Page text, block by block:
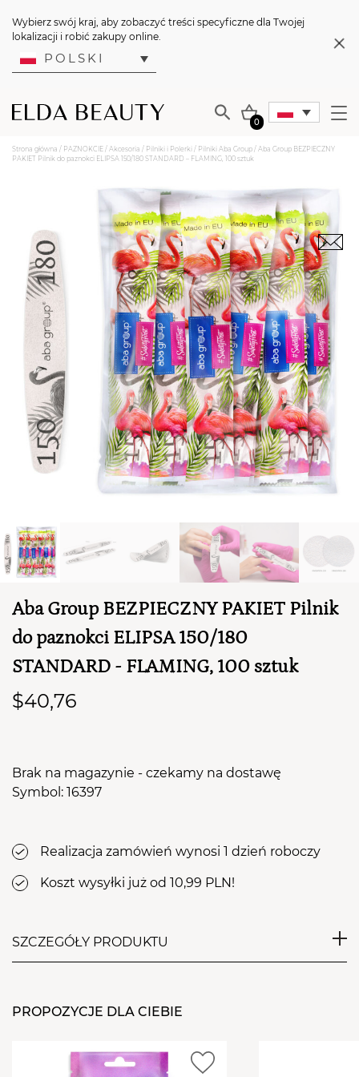
Wybierz swój kraj, aby zobaczyć treści specyficzne dla Twojej
lokalizacji i robić zakupy online.
POLSKI
0
TWÓJ KOSZYK (0)
Suma koszyka ( 0 )
PRZEJDŹ DO KOSZYKA
Strona główna / PAZNOKCIE / Akcesoria / Pilniki i Polerki / Pilniki Aba Group / Aba Group BEZPIECZNY
PAKIET Pilnik do paznokci ELIPSA 150/180 STANDARD – FLAMING, 100 sztuk
Aba Group BEZPIECZNY PAKIET Pilnik
do paznokci ELIPSA 150/180
STANDARD - FLAMING, 100 sztuk
$40,76
Brak na magazynie - czekamy na dostawę
Symbol: 16397
Realizacja zamówień wynosi 1 dzień roboczy
Koszt wysyłki już od 10,99 PLN!
SZCZEGÓŁY PRODUKTU
gradacji 150/180, dedykowane do użytku
wymagających efektywnego, a jednocześnie
PROPOZYCJE DLA CIEBIE